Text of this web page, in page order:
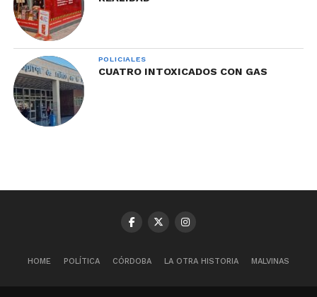
POLICIALES
CUATRO INTOXICADOS CON GAS
HOME POLÍTICA CÓRDOBA LA OTRA HISTORIA MALVINAS